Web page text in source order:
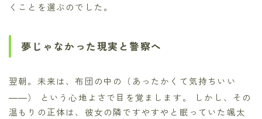
くことを選ぶのでした。
夢じゃなかった現実と警察へ
翌朝。未来は、布団の中の（あったかくて気持ちいい
――）
という心地よさで目を覚まします。 しかし、その
温もりの正体は、彼女の隣ですやすやと眠っていた颯太